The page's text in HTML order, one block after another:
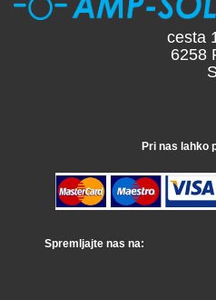
cesta
6258
Pri nas lahko
Spremljajte nas na: